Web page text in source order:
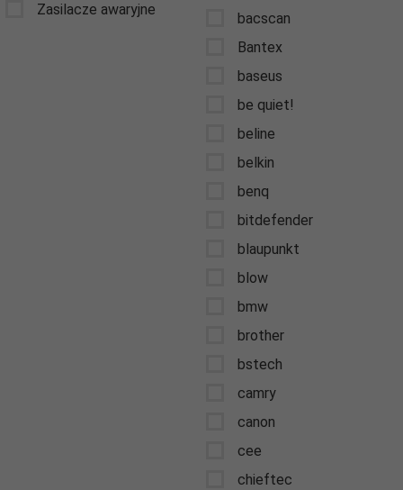
Zasilacze awaryjne
bacscan
Bantex
baseus
be quiet!
beline
belkin
benq
bitdefender
blaupunkt
blow
bmw
brother
bstech
camry
canon
cee
chieftec